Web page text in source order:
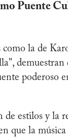
Puente
como la de
demuestran
poderoso
de estilos y la
que la